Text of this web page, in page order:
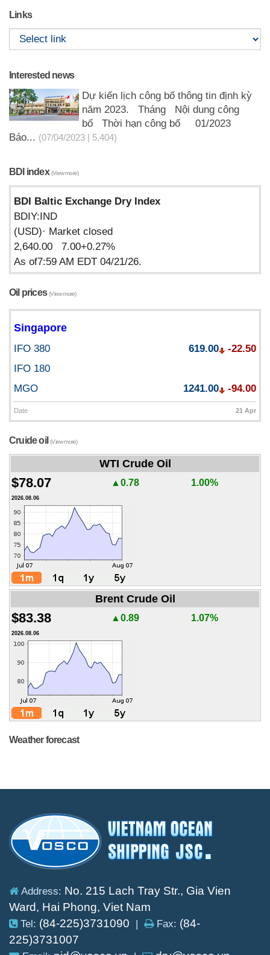
Links
Interested news
Dự kiến lịch công bố thông tin định kỳ
năm 2023. Tháng Nội dung công
bố Thời hạn công bố 01/2023
Báo... (07/04/2023 | 5,404)
BDI index(View more)
BDI Baltic Exchange Dry Index
BDIY:IND
(USD)· Market closed
2,640.00 7.00+0.27%
As of7:59 AM EDT 04/21/26.
Oil prices(View more)
Singapore
IFO 380 619.00
-22.50
IFO 180
MGO
1241.00 -94.00
Date 21 Apr
Cruide oil(View more)
WTI Crude Oil
$78.07 ▲0.78 1.00%
2026.08.06
Brent Crude Oil
$83.38 ▲0.89 1.07%
2026.08.06
Weather forecast
Address: No. 215 Lach Tray Str., Gia Vien
Ward, Hai Phong, Viet Nam
Tel: (84-225)3731090 | Fax: (84-
225)3731007